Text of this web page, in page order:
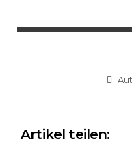
Artikel teilen: